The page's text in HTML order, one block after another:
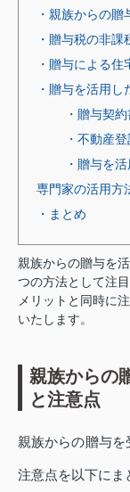
・親族からの
・贈与税の非
・贈与による
・贈与を活用
・贈与契
・不動産
・贈与を
専門家の活用方
・まとめ
親族からの贈与を
つの方法として注
メリットと同時に
いたします。
親族からの
と注意点
親族からの贈与
注意点を以下にま